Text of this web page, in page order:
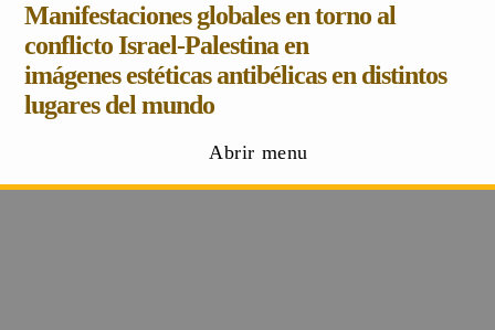
Manifestaciones globales en torno al
conflicto Israel-Palestina en
imágenes estéticas antibélicas en distintos
lugares del mundo
Abrir menu